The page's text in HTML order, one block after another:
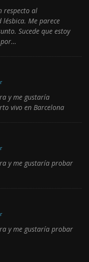
respecto al
Me parece
Sucede que estoy
y me gustaría
vivo en Barcelona
y me gustaría probar
y me gustaría probar